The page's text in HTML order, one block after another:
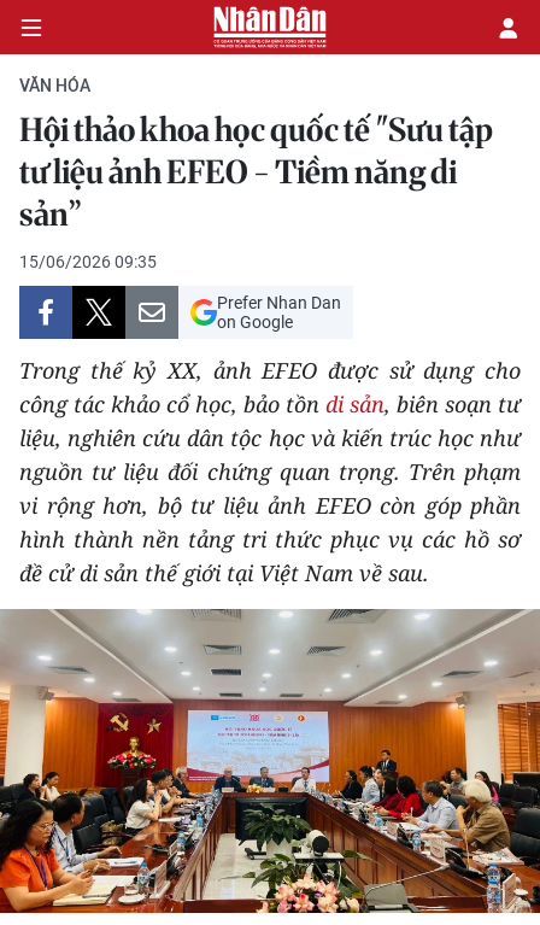
CHÍNH TRỊ
KINH TẾ
VĂN HÓA
XÃ HỘI
PHÁP LUẬT
DU LỊCH
THẾ GIỚI
THỂ THAO
GIÁO DỤC
Y TẾ
KHOA HỌC - CÔNG NGHỆ
MÔI TRƯỜNG
BẠN ĐỌC
KIỂM CHỨNG THÔNG TIN
VĂN HÓA
Hội thảo khoa học quốc tế "Sưu tập
tư liệu ảnh EFEO - Tiềm năng di
sản”
15/06/2026 09:35
Prefer Nhan Dan
on Google
Trong thế kỷ XX, ảnh EFEO được sử dụng cho
công tác khảo cổ học, bảo tồn di sản, biên soạn tư
liệu, nghiên cứu dân tộc học và kiến trúc học như
nguồn tư liệu đối chứng quan trọng. Trên phạm
vi rộng hơn, bộ tư liệu ảnh EFEO còn góp phần
hình thành nền tảng tri thức phục vụ các hồ sơ
đề cử di sản thế giới tại Việt Nam về sau.